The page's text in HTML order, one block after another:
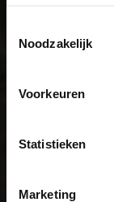
Noodzakelijk
Voorkeuren
Statistieken
Marketing